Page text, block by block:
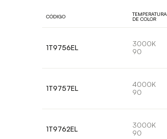
CÓDIGO
TEMPERATURA
DE COLOR
1T9756EL
3000K
90
1T9757EL
4000K
90
1T9762EL
3000K
90